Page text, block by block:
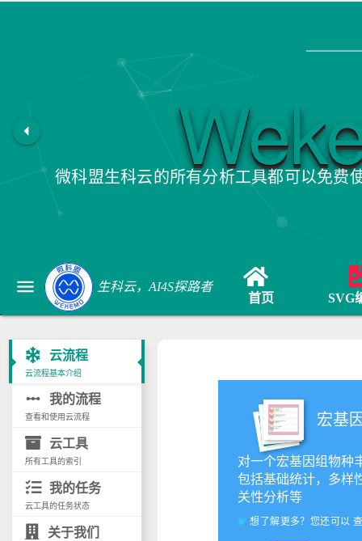
微科盟生科云的所有分析工具都可以免费
arrow_left
menu
生科云，AI4S探路者
首页
SVG
云流程
云流程基本介绍
linear_scale 我的流程
查看和使用云流程
云工具
所有工具的索引
我的任务
云工具的任务状态
关于我们
宏基
对一个宏基因组物种
包括基础统计，多样
关性分析等
tips_and_updates 想了解更多？您还可以